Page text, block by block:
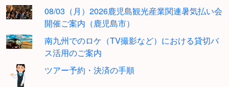
08/03（月）2026鹿児島観光産業関連暑気払い会
開催ご案内（鹿児島市）
南九州でのロケ（TV撮影など）における貸切バ
ス活用のご案内
ツアー予約・決済の手順